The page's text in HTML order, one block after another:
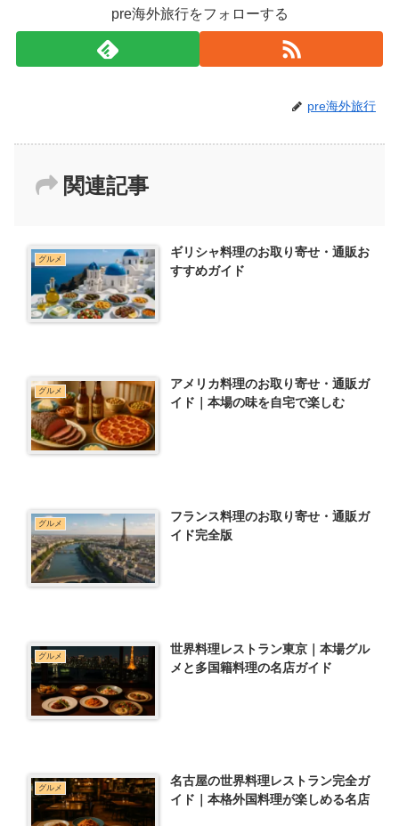
pre海外旅行をフォローする
pre海外旅行
関連記事
グルメ
ギリシャ料理のお取り寄せ・通販お
すすめガイド
グルメ
アメリカ料理のお取り寄せ・通販ガ
イド｜本場の味を自宅で楽しむ
グルメ
フランス料理のお取り寄せ・通販ガ
イド完全版
グルメ
世界料理レストラン東京｜本場グル
メと多国籍料理の名店ガイド
グルメ
名古屋の世界料理レストラン完全ガ
イド｜本格外国料理が楽しめる名店